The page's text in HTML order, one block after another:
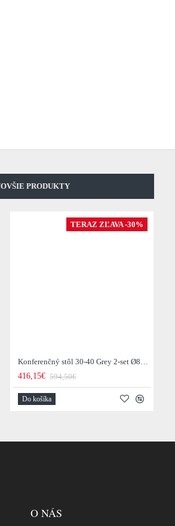
PRODUKTY
TERAZ ZĽAVA -30%
Konferenčný stôl 30-40 Grey 2-set Ø80 a Ø60cm Drevo Teak
416,15€ 594,50€
Do košíka
O NÁS